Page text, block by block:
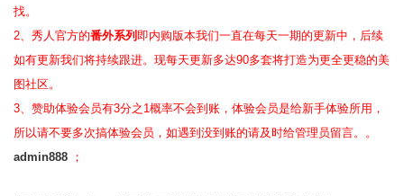
找。
2、 秀人官方的番外系列 即内购版本我们一直在每天一期的更新中，后续
如有更新我们将持续跟进。现每天更新多达90多套将打造为更全更稳的美
图社区。
3、赞助体验会员有3分之1概率不会到账，体验会员是给新手体验所用，
所以请不要多次搞体验会员，如遇到没到账的请及时给管理员留言。。
admin888 ；